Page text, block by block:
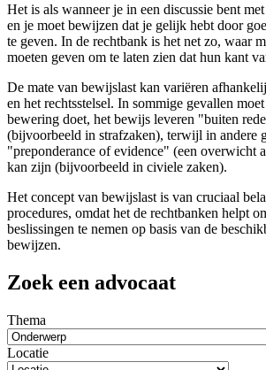
Het is als wanneer je in een discussie bent
en je moet bewijzen dat je gelijk hebt door
te geven. In de rechtbank is het net zo, waar
moeten geven om te laten zien dat hun kant
De mate van bewijslast kan variëren
en het rechtsstelsel. In sommige gevallen
bewering doet, het bewijs leveren "buiten
(bijvoorbeeld in strafzaken), terwijl in andere
"preponderance of evidence" (een overwicht
kan zijn (bijvoorbeeld in civiele zaken).
Het concept van bewijslast is van cruciaal
procedures, omdat het de rechtbanken helpt
beslissingen te nemen op basis van de
bewijzen.
Zoek een advocaat
Thema
Locatie